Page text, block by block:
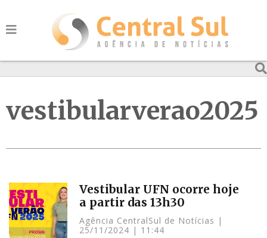
vestibularverao2025
Vestibular UFN ocorre hoje
a partir das 13h30
Agência CentralSul de Notícias
25/11/2024
11:44